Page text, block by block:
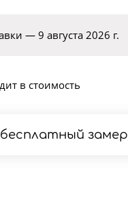
— 9 августа 2026 г.
в стоимость
замер